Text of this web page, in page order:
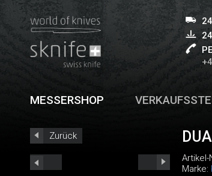
MESSERSHOP
Zurück
Artikel-
Marke: